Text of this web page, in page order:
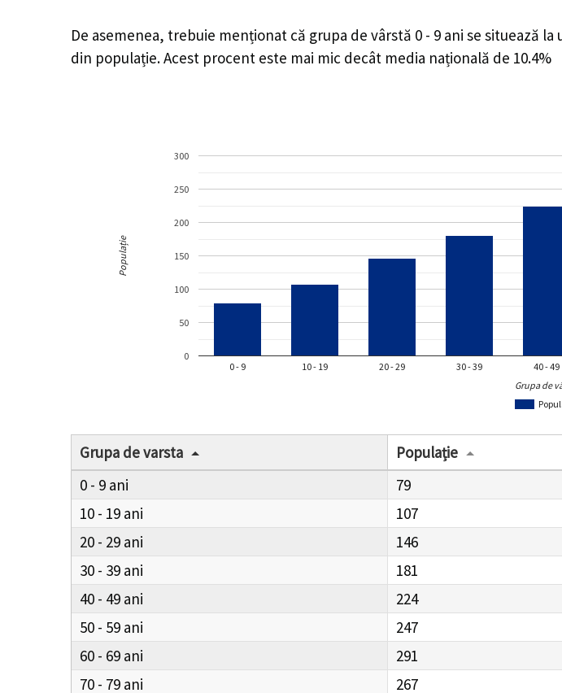
De asemenea, trebuie menționat că grupa de vârstă 0 - 9 ani se situează
din populație. Acest procent este mai mic decât media națională de 10.4%
0 - 9 10 - 19 20 - 29 30 - 39 40 - 49
0
50
100
150
200
250
300
Grupa de
Populație
Grupa de varsta Populație
0 - 9
79
10 - 19
107
20 - 29
146
30 - 39
181
40 - 49
224
50 - 59
247
60 - 69
291
70 - 79
267